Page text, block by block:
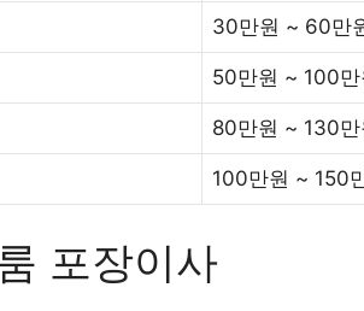
30만원 ~ 60만
50만원 ~ 100만
80만원 ~ 130만
100만원 ~ 150
포장이사